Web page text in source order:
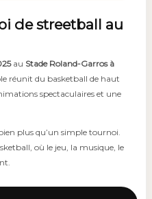
de streetball au
au Stade Roland-Garros à
réunit du basketball de haut
spectaculaires et une
plus qu’un simple tournoi.
où le jeu, la musique, le